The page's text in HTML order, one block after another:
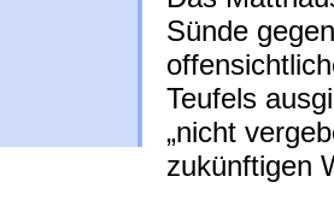
Sünde
Teufels
„nicht
zukünftigen